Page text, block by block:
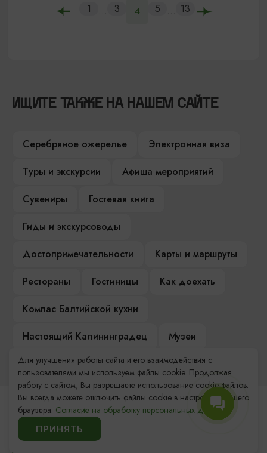
1 ... 3 4 5 ... 13
ИЩИТЕ ТАКЖЕ НА НАШЕМ САЙТЕ
Серебряное ожерелье
Электронная виза
Туры и экскурсии
Афиша мероприятий
Сувениры
Гостевая книга
Гиды и экскурсоводы
Достопримечательности
Карты и маршруты
Рестораны
Гостиницы
Как доехать
Компас Балтийской кухни
Настоящий Калининградец
Музеи
Контакты Туристского
информационного центра
Для улучшения работы сайта и его взаимодействия с
пользователями мы используем файлы cookie. Продолжая
работу с сайтом, Вы разрешаете использование cookie-файлов.
Вы всегда можете отключить файлы cookie в настройках Вашего
браузера. Согласие на обработку персональных данных.
ПРИНЯТЬ